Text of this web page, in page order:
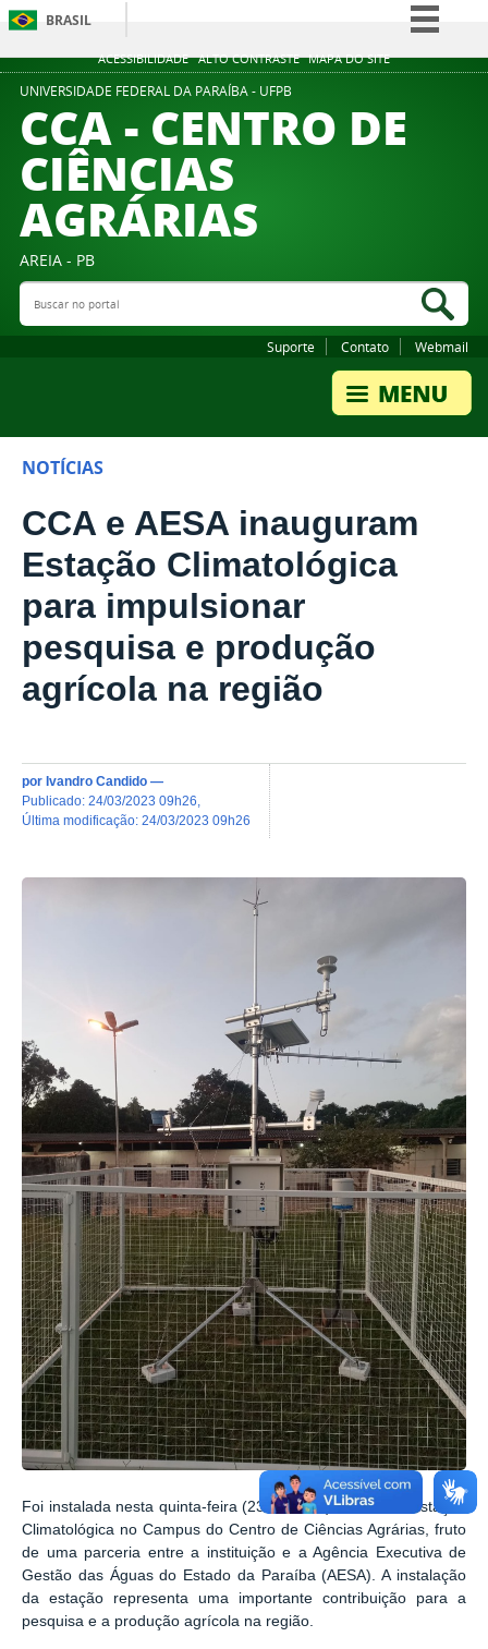
ACESSIBILIDADE ALTO CONTRASTE MAPA DO SITE
BRASIL
Simplifique!
Participe
UNIVERSIDADE FEDERAL DA PARAÍBA - UFPB
CCA - CENTRO DE
CIÊNCIAS
AGRÁRIAS
AREIA - PB
Buscar no portal
Suporte Contato Webmail
NOTÍCIAS
CCA e AESA inauguram
Estação Climatológica
para impulsionar
pesquisa e produção
agrícola na região
por Ivandro Candido —
publicado: 24/03/2023 09h26
última modificação: 24/03/2023 09h26
Foi instalada nesta quinta-feira (23/03/2023) uma nova Estação
Climatológica no Campus do Centro de Ciências Agrárias, fruto
de uma parceria entre a instituição e a Agência Executiva de
Gestão das Águas do Estado da Paraíba (AESA). A instalação
da estação representa uma importante contribuição para a
pesquisa e a produção agrícola na região.